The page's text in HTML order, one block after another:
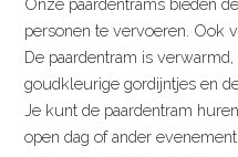
Onze paardentrams bieden
personen te vervoeren. Ook
De paardentram is
goudkleurige gordijntjes en
Je kunt de paardentram
open dag of ander